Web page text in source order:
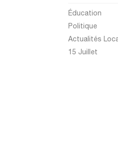
Karaman
Éducation
Politique
Actualités
15 Juillet